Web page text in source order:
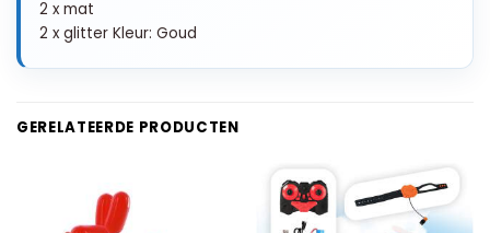
2 x mat
2 x glitter Kleur: Goud
GERELATEERDE PRODUCTEN